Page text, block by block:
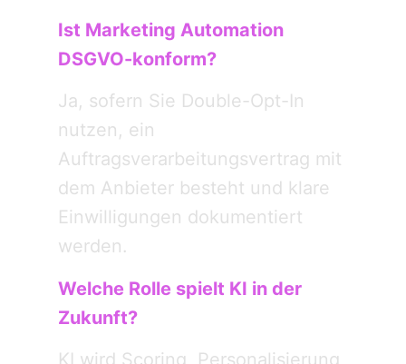
Ist Marketing Automation
DSGVO-konform?
Ja, sofern Sie Double-Opt-In
nutzen, ein
Auftragsverarbeitungsvertrag mit
dem Anbieter besteht und klare
Einwilligungen dokumentiert
werden.
Welche Rolle spielt KI in der
Zukunft?